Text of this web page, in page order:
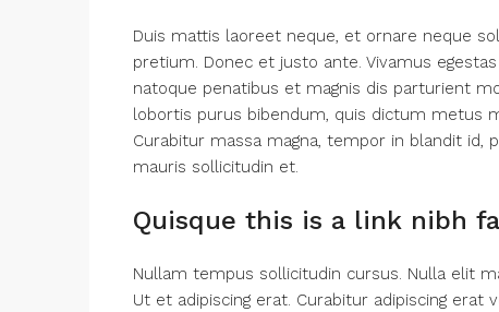
Duis mattis laoreet neque, et ornare neque
pretium. Donec et justo ante. Vivamus
natoque penatibus et magnis dis parturient
lobortis purus bibendum, quis dictum metus
Curabitur massa magna, tempor in blandit id,
mauris sollicitudin et.
Quisque this is a link nibh
Nullam tempus sollicitudin cursus. Nulla elit
Ut et adipiscing erat. Curabitur adipiscing